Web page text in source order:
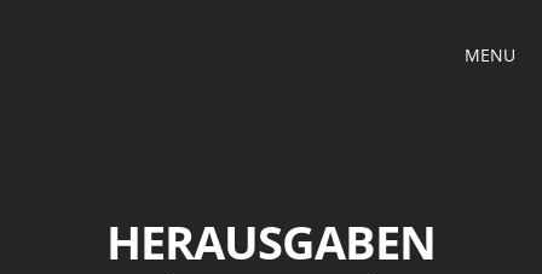
MENU
HERAUSGABEN